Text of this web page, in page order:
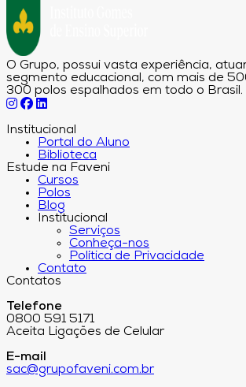
O Grupo, possui vasta experiência,
segmento educacional, com mais de
300 polos espalhados em todo o Brasil.
Institucional
Portal do Aluno
Biblioteca
Estude na Faveni
Cursos
Polos
Blog
Institucional
Serviços
Conheça-nos
Política de Privacidade
Contato
Contatos
Telefone
0800 591 5171
Aceita Ligações de Celular
E-mail
sac@grupofaveni.com.br